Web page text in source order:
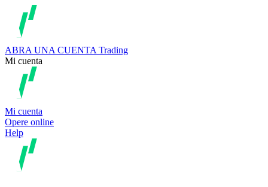
ABRA UNA CUENTA Trading
Mi cuenta
Mi cuenta
Opere online
Help